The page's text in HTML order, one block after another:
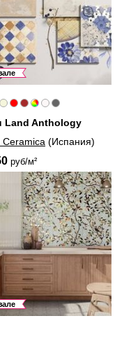
Land Anthology
Ceramica (Испания)
руб/м²